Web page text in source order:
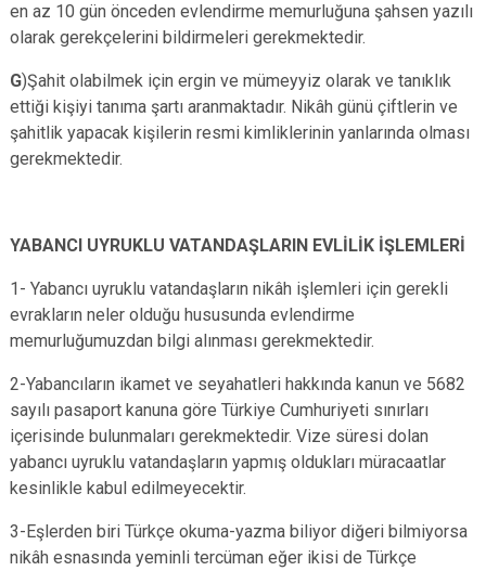
en az 10 gün önceden evlendirme memurluğuna şahsen yazılı
olarak gerekçelerini bildirmeleri gerekmektedir.
G)Şahit olabilmek için ergin ve mümeyyiz olarak ve tanıklık
ettiği kişiyi tanıma şartı aranmaktadır. Nikâh günü çiftlerin ve
şahitlik yapacak kişilerin resmi kimliklerinin yanlarında olması
gerekmektedir.
YABANCI UYRUKLU VATANDAŞLARIN EVLİLİK İŞLEMLERİ
1- Yabancı uyruklu vatandaşların nikâh işlemleri için gerekli
evrakların neler olduğu hususunda evlendirme
memurluğumuzdan bilgi alınması gerekmektedir.
2-Yabancıların ikamet ve seyahatleri hakkında kanun ve 5682
sayılı pasaport kanuna göre Türkiye Cumhuriyeti sınırları
içerisinde bulunmaları gerekmektedir. Vize süresi dolan
yabancı uyruklu vatandaşların yapmış oldukları müracaatlar
kesinlikle kabul edilmeyecektir.
3-Eşlerden biri Türkçe okuma-yazma biliyor diğeri bilmiyorsa
nikâh esnasında yeminli tercüman eğer ikisi de Türkçe